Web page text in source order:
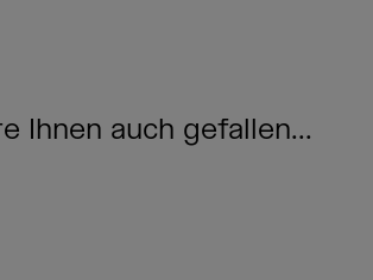
Ihnen auch gefallen...